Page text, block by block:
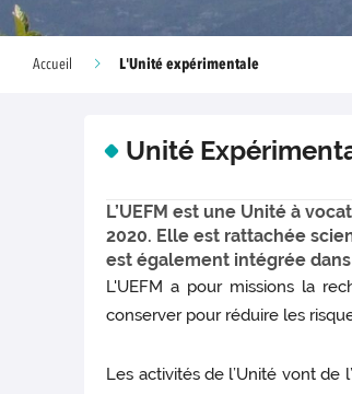
Accueil L'Unité expérimentale
Unité
L’UEFM est une Unité à
2020. Elle est rattachée
est également intégrée dans
L'UEFM a pour missions la
conserver pour réduire les
Les activités de l’Unité vont de